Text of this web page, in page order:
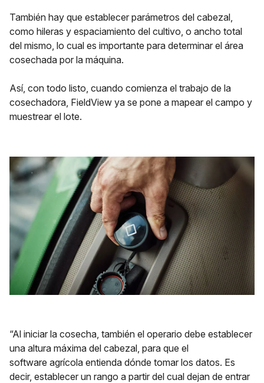
También hay que establecer parámetros del cabezal,
como hileras y espaciamiento del cultivo, o ancho total
del mismo, lo cual es importante para determinar el área
cosechada por la máquina.
Así, con todo listo, cuando comienza el trabajo de la
cosechadora, FieldView ya se pone a mapear el campo y
muestrear el lote.
“Al iniciar la cosecha, también el operario debe establecer
una altura máxima del cabezal, para que el
software agrícola entienda dónde tomar los datos. Es
decir, establecer un rango a partir del cual dejan de entrar